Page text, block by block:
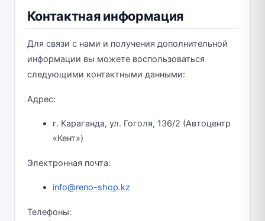
Контактная информация
Для связи с нами и получения дополнительной
информации вы можете воспользоваться
следующими контактными данными:
Адрес:
г. Караганда, ул. Гоголя, 136/2 (Автоцентр
«Кент»)
Электронная почта:
info@reno-shop.kz
Телефоны: